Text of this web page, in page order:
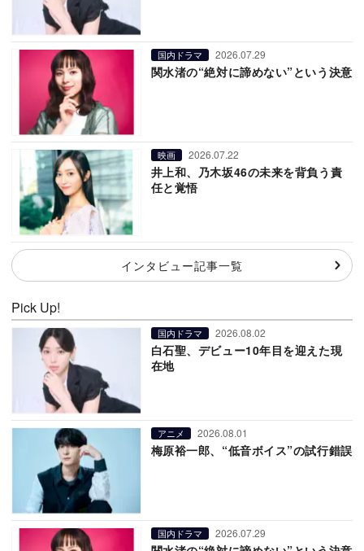
国内ドラマ 2026.07.29
関水渚の“絶対に諦めない”という決意
映画 2026.07.22
井上和、乃木坂46の未来を背負う責
任と覚悟
インタビュー記事一覧
Pick Up!
国内ドラマ 2026.08.02
白石聖、デビュー10年目を迎えた現
在地
アニメ 2026.08.01
梅原裕一郎、“低音ボイス”の試行錯誤
国内ドラマ 2026.07.29